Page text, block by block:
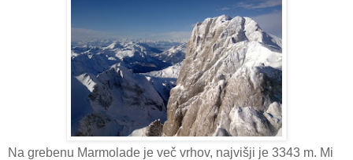
Na grebenu Marmolade je več vrhov, najvišji je 3343 m. Mi